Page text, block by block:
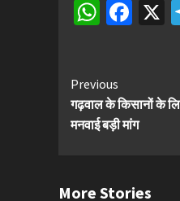
Continue
Reading
Previous
गढ़वाल के किसानों के
मनवाई बड़ी मांग
More Stories